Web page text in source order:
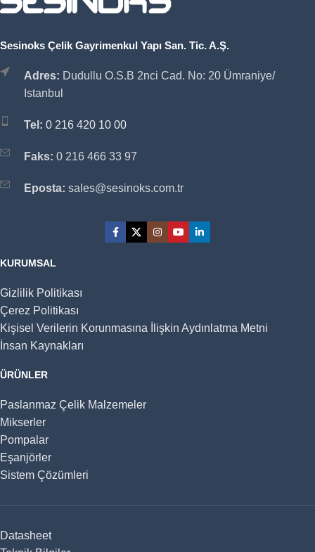
Sesinoks Çelik Gayrimenkul Yapı San. Tic. A.Ş.
Adres: Dudullu O.S.B 2nci Cad. No: 20 Ümraniye/
Istanbul
Tel: 0 216 420 10 00
Faks: 0 216 466 33 97
Eposta: sales@sesinoks.com.tr
KURUMSAL
Gizlilik Politikası
Çerez Politikası
Kişisel Verilerin Korunmasına İlişkin Aydınlatma Metni
İnsan Kaynakları
ÜRÜNLER
Paslanmaz Çelik Malzemeler
Mikserler
Pompalar
Eşanjörler
Sistem Çözümleri
Datasheet